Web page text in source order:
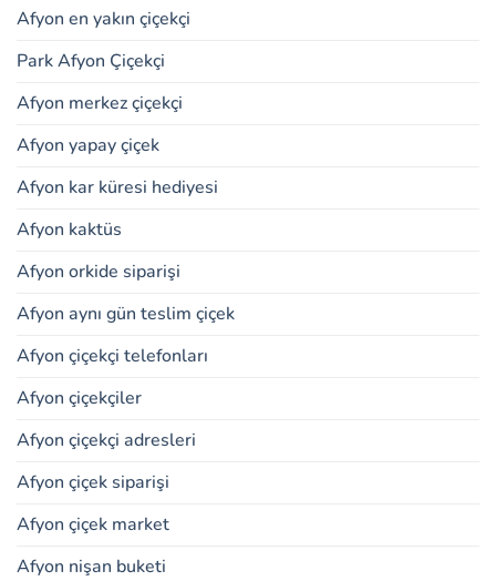
Afyon en yakın çiçekçi
Park Afyon Çiçekçi
Afyon merkez çiçekçi
Afyon yapay çiçek
Afyon kar küresi hediyesi
Afyon kaktüs
Afyon orkide siparişi
Afyon aynı gün teslim çiçek
Afyon çiçekçi telefonları
Afyon çiçekçiler
Afyon çiçekçi adresleri
Afyon çiçek siparişi
Afyon çiçek market
Afyon nişan buketi